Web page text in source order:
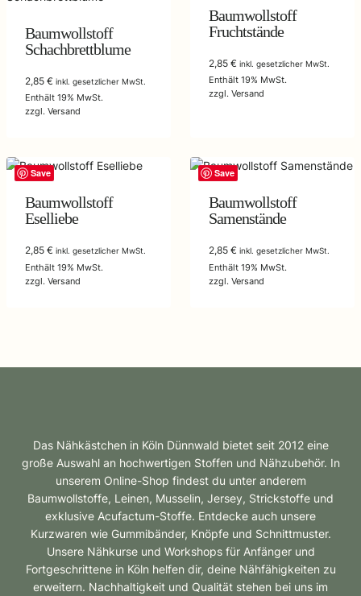
Baumwollstoff
Schachbrettblume
2,85 € inkl. gesetzlicher MwSt.
Enthält 19% MwSt.
zzgl. Versand
Baumwollstoff
Fruchtstände
2,85 € inkl. gesetzlicher MwSt.
Enthält 19% MwSt.
zzgl. Versand
Save
Baumwollstoff
Eselliebe
2,85 € inkl. gesetzlicher MwSt.
Enthält 19% MwSt.
zzgl. Versand
Save
Baumwollstoff
Samenstände
2,85 € inkl. gesetzlicher MwSt.
Enthält 19% MwSt.
zzgl. Versand
Das Nähkästchen in Köln Dünnwald bietet seit 2012 eine
große Auswahl an hochwertigen Stoffen und Nähzubehör. In
unserem Online-Shop findest du unter anderem
Baumwollstoffe, Leinen, Musselin, Jersey, Strickstoffe und
exklusive Acufactum-Stoffe. Entdecke auch unsere
Kurzwaren wie Gummibänder, Knöpfe und Schnittmuster.
Unsere Nähkurse und Workshops für Anfänger und
Fortgeschrittene in Köln helfen dir, deine Nähfähigkeiten zu
erweitern. Nachhaltigkeit und Qualität stehen bei uns im